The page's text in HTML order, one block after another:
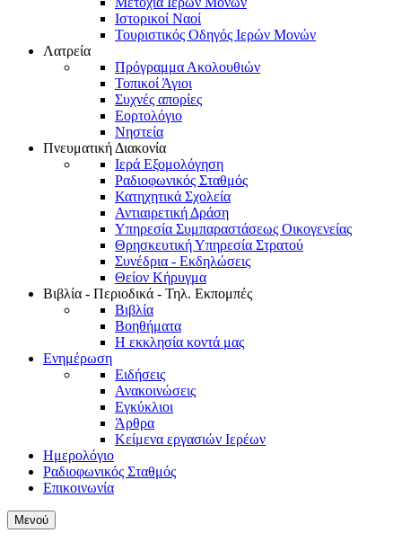
Ιστορικοί Ναοί
Τουριστικός Οδηγός Ιερών Μονών
Λατρεία
Πρόγραμμα Ακολουθιών
Τοπικοί Άγιοι
Συχνές απορίες
Εορτολόγιο
Νηστεία
Πνευματική Διακονία
Ιερά Εξομολόγηση
Ραδιοφωνικός Σταθμός
Κατηχητικά Σχολεία
Αντιαιρετική Δράση
Υπηρεσία Συμπαραστάσεως Οικογενείας
Θρησκευτική Υπηρεσία Στρατού
Συνέδρια - Εκδηλώσεις
Θείον Κήρυγμα
Βιβλία - Περιοδικά - Τηλ. Εκπομπές
Βιβλία
Βοηθήματα
Η εκκλησία κοντά μας
Ενημέρωση
Ειδήσεις
Ανακοινώσεις
Εγκύκλιοι
Άρθρα
Κείμενα εργασιών Ιερέων
Ημερολόγιο
Ραδιοφωνικός Σταθμός
Επικοινωνία
Μενού